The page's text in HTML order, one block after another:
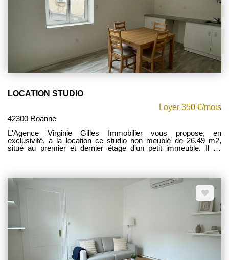
95 73. État des risques : les informations relatives aux risques
auxquels ce bien est exposé sont disponibles sur le site officiel
www.georisques.gouv.fr.
LOCATION STUDIO
Loyer 350 €/mois
42300 Roanne
L'Agence Virginie Gilles Immobilier vous propose, en
exclusivité, à la location ce studio non meublé de 26.49 m2,
situé au premier et dernier étage d'un petit immeuble. Il se
comprennent la consommation d'eau froide (avec régularisation
annuelle). Pour tout renseignement ou pour organiser une visite,
contactez votre conseillère Mylène FOREST au 06 77 41 95 73.
État des risques : Les informations sur les risques auxquels ce
bien est exposé sont consultables sur le site officiel
www.georisques.gouv.fr.